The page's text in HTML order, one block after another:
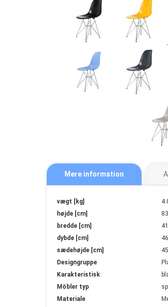
Mere information
Mere
information
vægt [kg]
højde [cm]
83
bredde [cm]
41
dybde [cm]
46
sædehøjde [cm]
45
Designgruppe
Karakteristisk
Möbler typ
Materiale